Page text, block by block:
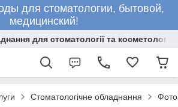
для стоматологии, бытовой,
медицинский!
для стоматології та косметології
Стоматологічне обладнання